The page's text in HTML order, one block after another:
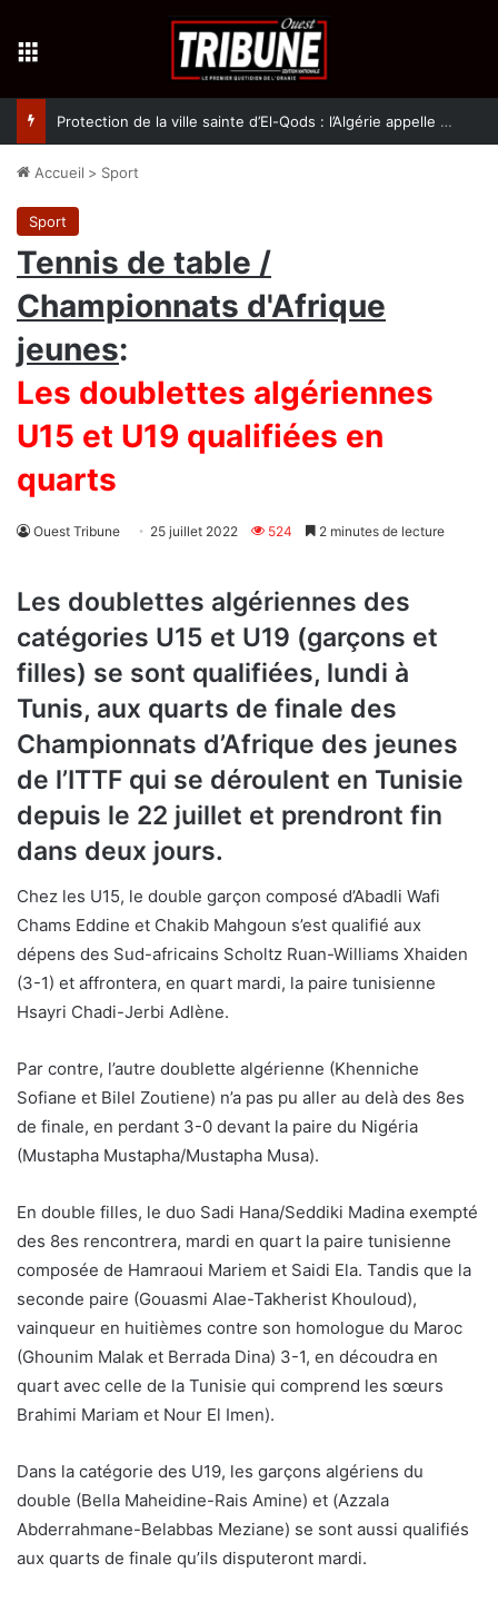
Protection de la ville sainte d’El-Qods : l’Algérie appelle à une action collective
Accueil > Sport
Sport
Tennis de table /
Championnats d'Afrique
jeunes:
Les doublettes algériennes
U15 et U19 qualifiées en
quarts
Ouest Tribune 25 juillet 2022 524 2 minutes de lecture
Les doublettes algériennes des
catégories U15 et U19 (garçons et
filles) se sont qualifiées, lundi à
Tunis, aux quarts de finale des
Championnats d’Afrique des jeunes
de l’ITTF qui se déroulent en Tunisie
depuis le 22 juillet et prendront fin
dans deux jours.
Chez les U15, le double garçon composé d’Abadli Wafi
Chams Eddine et Chakib Mahgoun s’est qualifié aux
dépens des Sud-africains Scholtz Ruan-Williams Xhaiden
(3-1) et affrontera, en quart mardi, la paire tunisienne
Hsayri Chadi-Jerbi Adlène.
Par contre, l’autre doublette algérienne (Khenniche
Sofiane et Bilel Zoutiene) n’a pas pu aller au delà des 8es
de finale, en perdant 3-0 devant la paire du Nigéria
(Mustapha Mustapha/Mustapha Musa).
En double filles, le duo Sadi Hana/Seddiki Madina exempté
des 8es rencontrera, mardi en quart la paire tunisienne
composée de Hamraoui Mariem et Saidi Ela. Tandis que la
seconde paire (Gouasmi Alae-Takherist Khouloud),
vainqueur en huitièmes contre son homologue du Maroc
(Ghounim Malak et Berrada Dina) 3-1, en découdra en
quart avec celle de la Tunisie qui comprend les sœurs
Brahimi Mariam et Nour El Imen).
Dans la catégorie des U19, les garçons algériens du
double (Bella Maheidine-Rais Amine) et (Azzala
Abderrahmane-Belabbas Meziane) se sont aussi qualifiés
aux quarts de finale qu’ils disputeront mardi.